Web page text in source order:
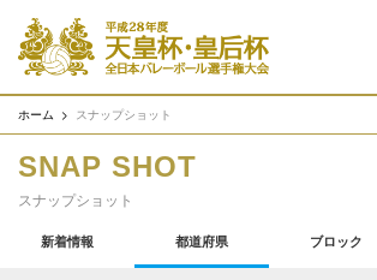
ホーム スナップショット
SNAP SHOT
スナップショット
新着情報 都道府県 ブロック